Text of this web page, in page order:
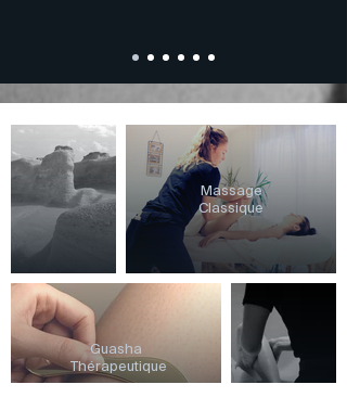
Massage
Classique
Guasha
Thérapeutique